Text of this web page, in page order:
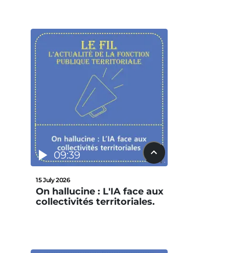
09:39
15 July 2026
On hallucine : L'IA face aux
collectivités territoriales.